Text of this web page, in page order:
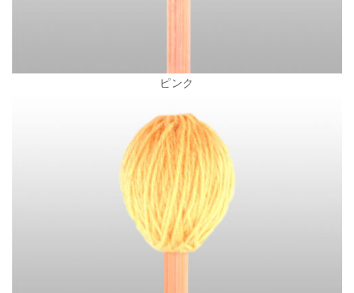
ピンク